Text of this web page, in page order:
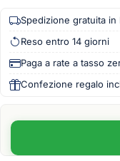
Spedizione gratuita in
Reso entro 14 giorni
Paga a rate a tasso
Confezione regalo